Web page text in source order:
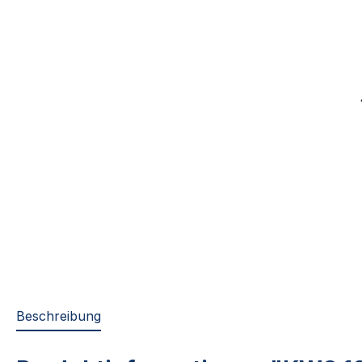
Beschreibung